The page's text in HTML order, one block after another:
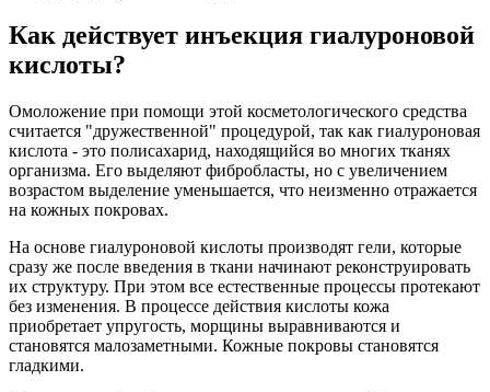
Как действует инъекция гиалуроновой
кислоты?
Омоложение при помощи этой косметологического средства
считается "дружественной" процедурой, так как гиалуроновая
кислота - это полисахарид, находящийся во многих тканях
организма. Его выделяют фибробласты, но с увеличением
возрастом выделение уменьшается, что неизменно отражается
на кожных покровах.
На основе гиалуроновой кислоты производят гели, которые
сразу же после введения в ткани начинают реконструировать
их структуру. При этом все естественные процессы протекают
без изменения. В процессе действия кислоты кожа
приобретает упругость, морщины выравниваются и
становятся малозаметными. Кожные покровы становятся
гладкими.